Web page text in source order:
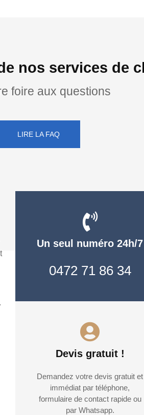
nos services de
foire aux questions
LIRE LA FAQ
Un seul numéro 24h/7
0472 71 86 34
Devis gratuit !
Demandez votre devis gratuit et
immédiat par téléphone,
formulaire de contact rapide ou
par Whatsapp.